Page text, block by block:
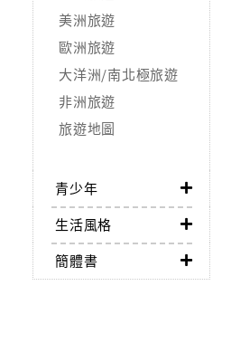
美洲旅遊
歐洲旅遊
大洋洲/南北極旅遊
非洲旅遊
旅遊地圖
青少年
生活風格
簡體書